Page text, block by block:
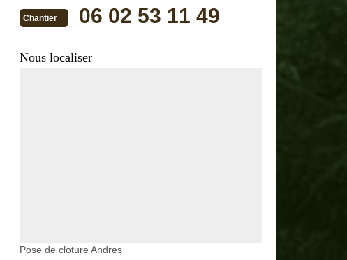
Chantier 06 02 53 11 49
Nous localiser
Pose de cloture Andres